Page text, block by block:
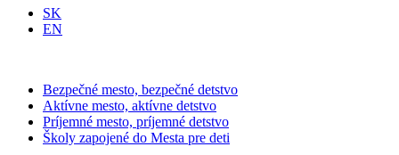
SK
EN
Bezpečné mesto, bezpečné detstvo
Aktívne mesto, aktívne detstvo
Príjemné mesto, príjemné detstvo
Školy zapojené do Mesta pre deti